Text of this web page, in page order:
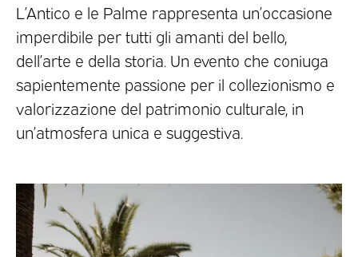
L’Antico e le Palme rappresenta un’occasione
imperdibile per tutti gli amanti del bello,
dell’arte e della storia. Un evento che coniuga
sapientemente passione per il collezionismo e
valorizzazione del patrimonio culturale, in
un’atmosfera unica e suggestiva.